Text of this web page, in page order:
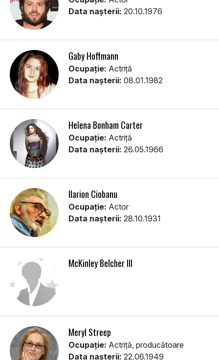
Data nașterii: 20.10.1976
Gaby Hoffmann
Ocupație: Actriţă
Data nașterii: 08.01.1982
Helena Bonham Carter
Ocupație: Actriță
Data nașterii: 26.05.1966
Ilarion Ciobanu
Ocupație: Actor
Data nașterii: 28.10.1931
McKinley Belcher III
Meryl Streep
Ocupație: Actriță, producătoare
Data nașterii: 22.06.1949